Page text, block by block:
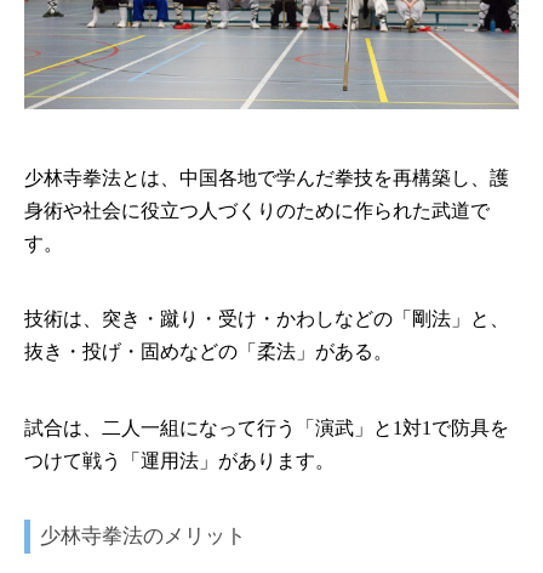
少林寺拳法とは、中国各地で学んだ拳技を再構築し、護
身術や社会に役立つ人づくりのために作られた武道で
す。
技術は、突き・蹴り・受け・かわしなどの「剛法」と、
抜き・投げ・固めなどの「柔法」がある。
試合は、二人一組になって行う「演武」と1対1で防具を
つけて戦う「運用法」があります。
少林寺拳法のメリット